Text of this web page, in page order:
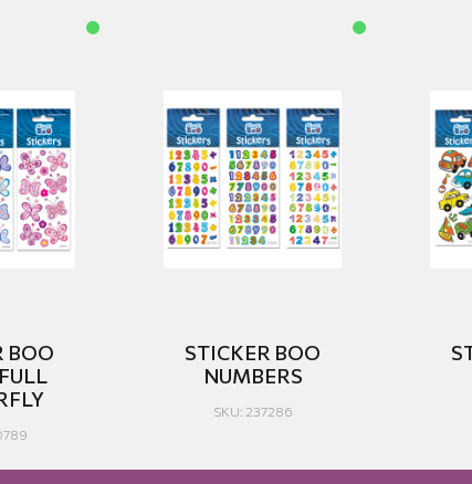
BOO
STICKER BOO
NUMBERS
SKU: 237286